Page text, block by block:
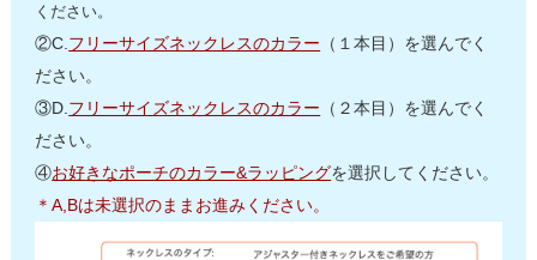
ください。
②C. フリーサイズネックレスのカラー （１本目）を選んでく
ださい。
③D. フリーサイズネックレスのカラー （２本目）を選んでく
ださい。
④お好きなポーチのカラー&ラッピングを選択してください。
＊A,Bは未選択のままお進みください。